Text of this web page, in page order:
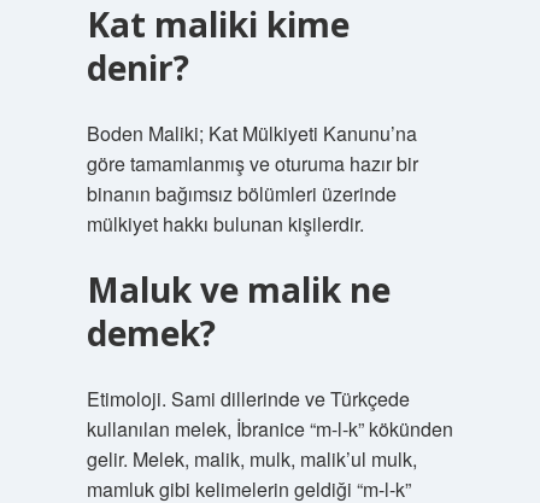
Kat maliki kime
denir?
Boden Maliki; Kat Mülkiyeti Kanunu’na
göre tamamlanmış ve oturuma hazır bir
binanın bağımsız bölümleri üzerinde
mülkiyet hakkı bulunan kişilerdir.
Maluk ve malik ne
demek?
Etimoloji. Sami dillerinde ve Türkçede
kullanılan melek, İbranice “m-l-k” kökünden
gelir. Melek, malik, mulk, malik’ul mulk,
mamluk gibi kelimelerin geldiği “m-l-k”